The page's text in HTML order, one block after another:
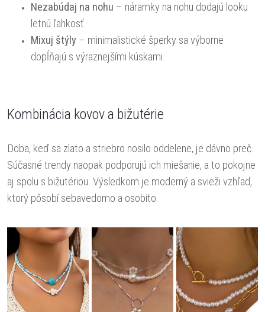
Nezabúdaj na nohu – náramky na nohu dodajú looku
letnú ľahkosť.
Mixuj štýly – minimalistické šperky sa výborne
dopĺňajú s výraznejšími kúskami.
Kombinácia kovov a bižutérie
Doba, keď sa zlato a striebro nosilo oddelene, je dávno preč.
Súčasné trendy naopak podporujú ich miešanie, a to pokojne
aj spolu s bižutériou. Výsledkom je moderný a svieži vzhľad,
ktorý pôsobí sebavedomo a osobito.